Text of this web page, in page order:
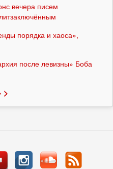
вечера писем
порядка и хаоса»,
после левизны» Боба
>